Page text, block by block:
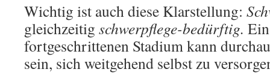
Wichtig ist auch diese Klarstellung:
gleichzeitig schwerpflege-bedürftig.
fortgeschrittenen Stadium kann
sein, sich weitgehend selbst zu